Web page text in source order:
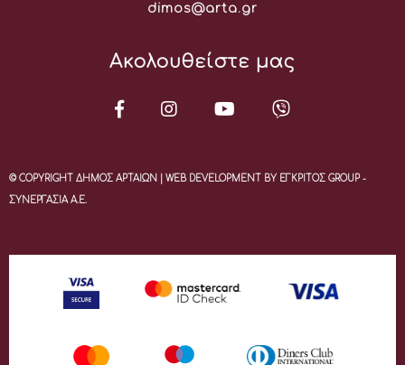
Email:
dimos@arta.gr
Ακολουθείστε μας
© COPYRIGHT ΔΗΜΟΣ ΑΡΤΑΙΩΝ | WEB DEVELOPMENT BY ΕΓΚΡΙΤΟΣ GROUP -
ΣΥΝΕΡΓΑΣΙΑ Α.Ε.